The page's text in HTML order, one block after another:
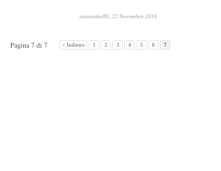
simoneder80 22 Novembre 2010
Pagina 7 di 7 < Indietro 1 2 3 4 5 6 7